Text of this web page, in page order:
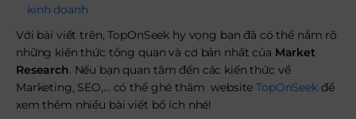
kinh doanh
Với bài viết trên, TopOnSeek hy vọng bạn đã có thể nắm rõ
những kiến thức tổng quan và cơ bản nhất của Market
Research. Nếu bạn quan tâm đến các kiến thức về
Marketing, SEO,… có thể ghé thăm websiteTopOnSeek để
xem thêm nhiều bài viết bổ ích nhé!